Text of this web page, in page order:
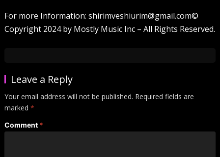
For more Information: shirimveshiurim@gmail.com©
Copyright 2024 by Mostly Music Inc – All Rights Reserved.
Leave a Reply
Your email address will not be published. Required fields are
marked *
Comment *